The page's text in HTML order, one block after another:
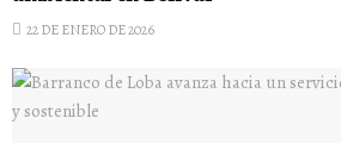
22 DE ENERO DE 2026